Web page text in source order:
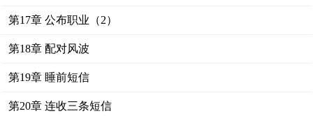
第17章 公布职业（2）
第18章 配对风波
第19章 睡前短信
第20章 连收三条短信